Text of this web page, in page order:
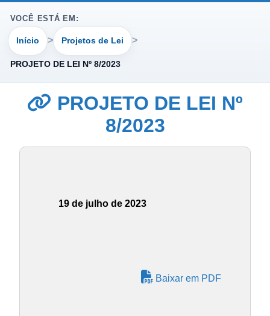
VOCÊ ESTÁ EM:
Início Projetos de Lei
PROJETO DE LEI Nº 8/2023
PROJETO DE LEI Nº
8/2023
19 de julho de 2023
Baixar em PDF